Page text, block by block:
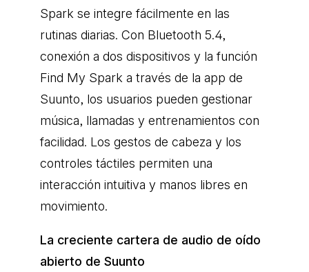
Spark se integre fácilmente en las
rutinas diarias. Con Bluetooth 5.4,
conexión a dos dispositivos y la función
Find My Spark a través de la app de
Suunto, los usuarios pueden gestionar
música, llamadas y entrenamientos con
facilidad. Los gestos de cabeza y los
controles táctiles permiten una
interacción intuitiva y manos libres en
movimiento.
La creciente cartera de audio de oído
abierto de Suunto